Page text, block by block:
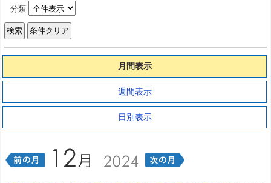
分類
月間表示
週間表示
日別表示